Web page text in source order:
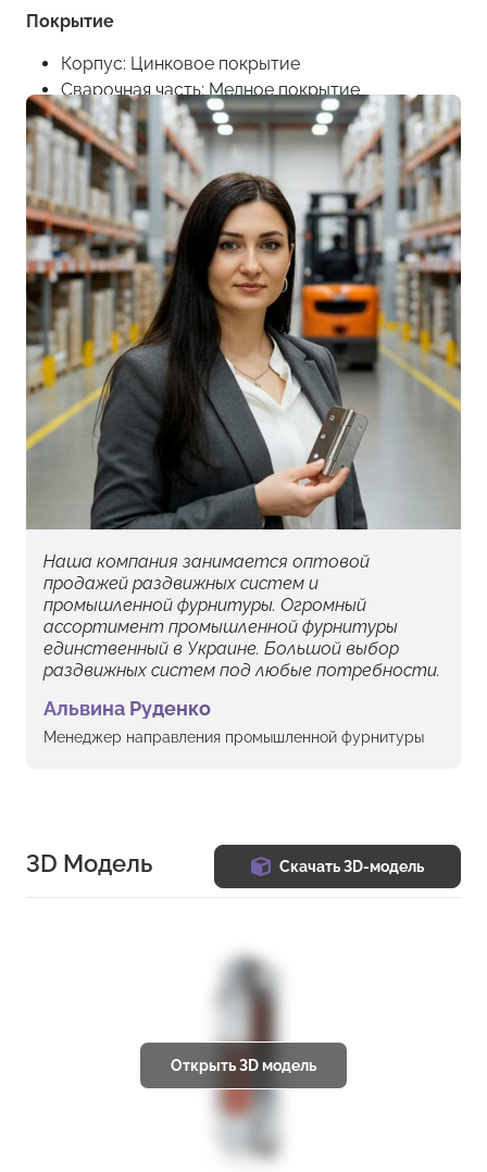
Покрытие
Корпус: Цинковое покрытие
Сварочная часть: Медное покрытие
Наша компания занимается оптовой
продажей раздвижных систем и
промышленной фурнитуры. Огромный
ассортимент промышленной фурнитуры
единственный в Украине. Большой выбор
раздвижных систем под любые потребности.
Альвина Руденко
Менеджер направления промышленной фурнитуры
3D Модель Скачать 3D-модель
Открыть 3D модель